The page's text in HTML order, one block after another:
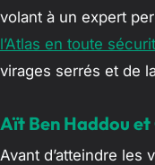
volant à un expert
l’Atlas en toute
virages serrés et de
Aït Ben Haddou
Avant d’atteindre les